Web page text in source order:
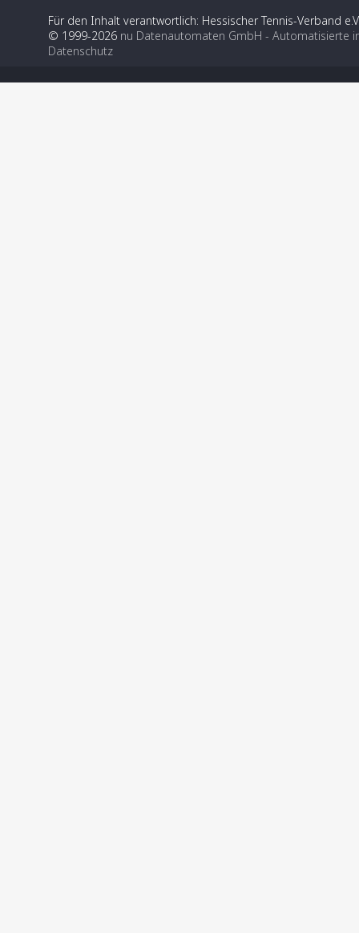
Für den Inhalt verantwortlich: Hessischer Tennis-Verband
© 1999-2026 nu Datenautomaten GmbH - Automatisierte
Datenschutz